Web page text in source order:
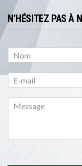
N’HÉSITEZ PAS À
r
n
o